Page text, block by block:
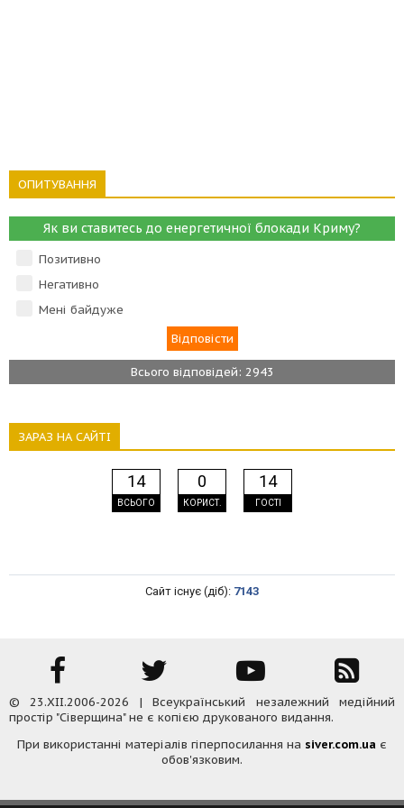
ОПИТУВАННЯ
Як ви ставитесь до енергетичної блокади Криму?
Позитивно
Негативно
Мені байдуже
Всього відповідей: 2943
ЗАРАЗ НА САЙТІ
14
ВСЬОГО
0
КОРИСТ.
14
ГОСТІ
Сайт існує (діб): 7143
© 23.XII.2006-2026 | Всеукраїнський незалежний медійний
простір "Сіверщина" не є копією друкованого видання.
При використанні матеріалів гіперпосилання на siver.com.ua є
обов'язковим.